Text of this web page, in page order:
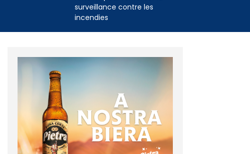
surveillance contre les
incendies